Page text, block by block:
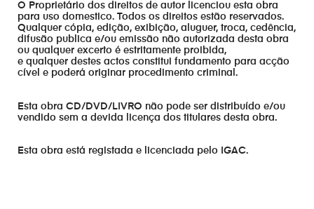
O Proprietário dos direitos de autor licenciou esta obra
para uso domestico. Todos os direitos estão reservados.
Qualquer cópia, edição, exibição, aluguer, troca, cedência,
difusão publica e/ou emissão não autorizada desta obra
ou qualquer excerto é estritamente proibida,
e qualquer destes actos constitui fundamento para acção
cível e poderá originar procedimento criminal.
Esta obra CD/DVD/LIVRO não pode ser distribuído e/ou
vendido sem a devida licença dos titulares desta obra.
Esta obra está registada e licenciada pelo IGAC.